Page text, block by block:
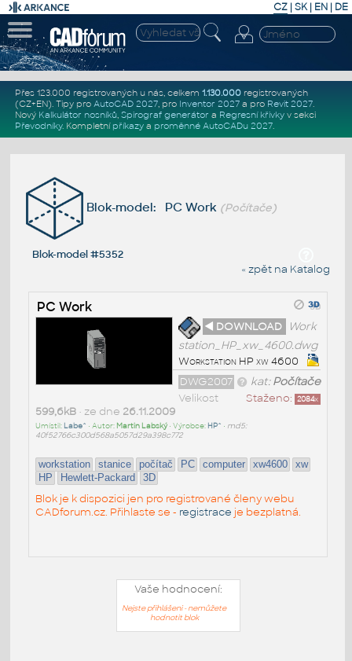
CZ | SK| EN | DE
Přes 123.000 registrovaných u nás, celkem 1.130.000registrovaných
(CZ+EN). Tipy pro AutoCAD 2027, pro Inventor 2027a pro Revit 2027.
Nový Kalkulátor nosníků, Spirograf generátor a Regresní křivkyv sekci
Převodníky. Kompletní příkazya proměnné AutoCADu 2027.
Blok-model: PC Work (Počítače)
Blok-model #5352
« zpět na Katalog
PC Work
◄ DOWNLOAD
Work
station_HP_xw_4600.dwg
Workstation HP xw 4600
kat:Počítače
DWG2007
Staženo: 2084x
Velikost
599,6kB• ze dne 26.11.2009
Umístil: Labe^ • Autor: Martin Labský• Výrobce: HP^ • md5:
40f52766c300d568a5057d29a398c772
workstation stanice počítač PC computer xw4600
xw
HP
Hewlett-Packard 3D
Blok je k dispozici jen pro registrované členy webu
CADforum.cz. Přihlaste se - registrace je bezplatná.
Vaše hodnocení:
Nejste přihlášeni - nemůžete
hodnotit blok